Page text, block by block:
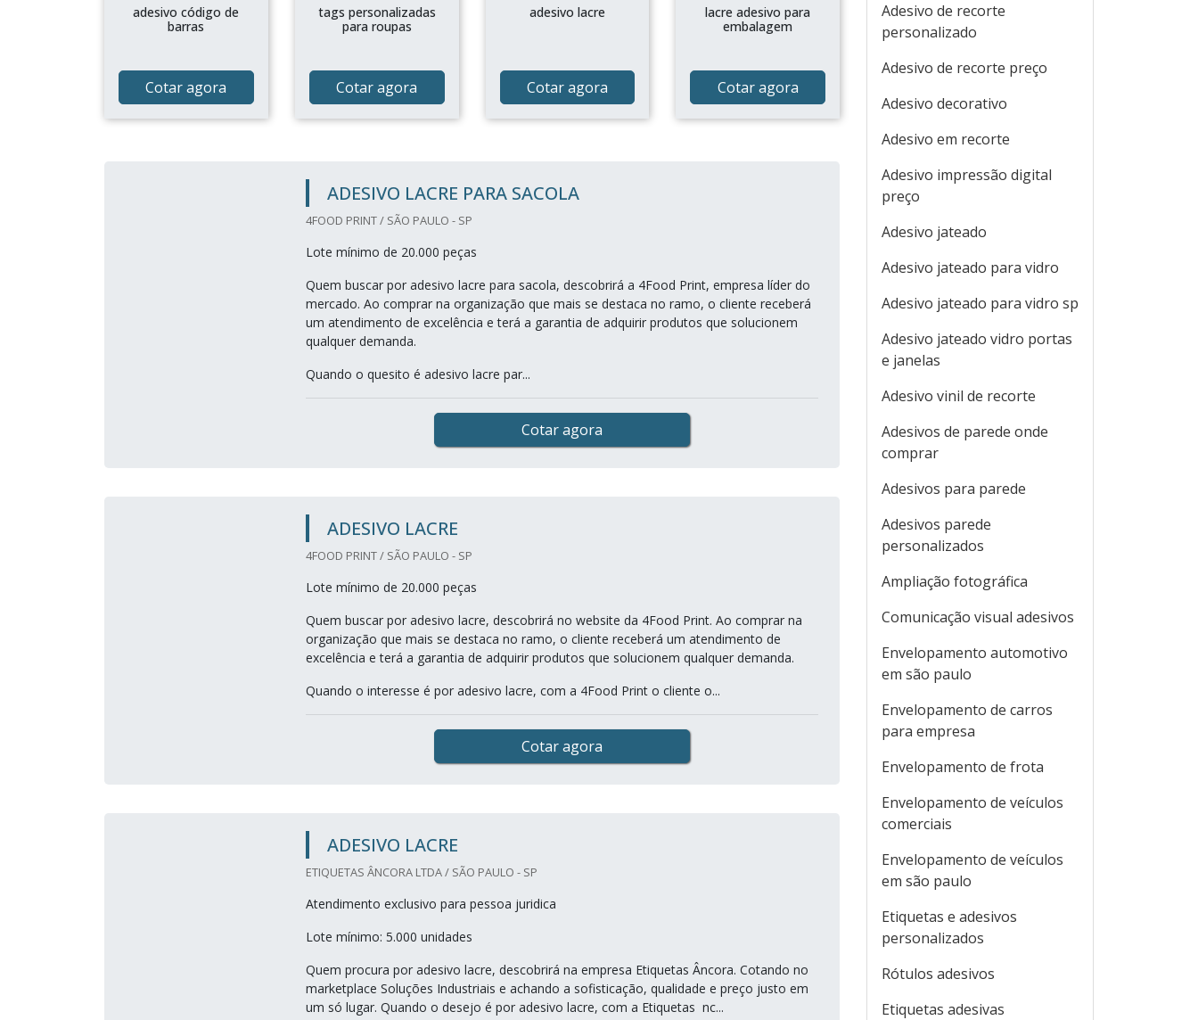
adesivo código de
barras
Cotar agora
tags personalizadas
para roupas
Cotar agora
adesivo lacre
Cotar agora
lacre adesivo para
embalagem
Cotar agora
ADESIVO LACRE PARA SACOLA
4FOOD PRINT / SÃO PAULO - SP
Lote mínimo de 20.000 peças
Quem buscar por adesivo lacre para sacola, descobrirá a 4Food Print, empresa líder do
mercado. Ao comprar na organização que mais se destaca no ramo, o cliente receberá
um atendimento de excelência e terá a garantia de adquirir produtos que solucionem
qualquer demanda.
Quando o quesito é adesivo lacre par...
Cotar agora
ADESIVO LACRE
4FOOD PRINT / SÃO PAULO - SP
Lote mínimo de 20.000 peças
Quem buscar por adesivo lacre, descobrirá no website da 4Food Print. Ao comprar na
organização que mais se destaca no ramo, o cliente receberá um atendimento de
excelência e terá a garantia de adquirir produtos que solucionem qualquer demanda.
Quando o interesse é por adesivo lacre, com a 4Food Print o cliente o...
Cotar agora
ADESIVO LACRE
ETIQUETAS ÂNCORA LTDA / SÃO PAULO - SP
Atendimento exclusivo para pessoa juridica
Lote mínimo: 5.000 unidades
Quem procura por adesivo lacre, descobrirá na empresa Etiquetas Âncora. Cotando no
marketplace Soluções Industriais e achando a sofisticação, qualidade e preço justo em
um só lugar. Quando o desejo é por adesivo lacre, com a Etiquetas nc...
Adesivo de recorte
personalizado
Adesivo de recorte preço
Adesivo decorativo
Adesivo em recorte
Adesivo impressão digital
preço
Adesivo jateado
Adesivo jateado para vidro
Adesivo jateado para vidro sp
Adesivo jateado vidro portas
e janelas
Adesivo vinil de recorte
Adesivos de parede onde
comprar
Adesivos para parede
Adesivos parede
personalizados
Ampliação fotográfica
Comunicação visual adesivos
Envelopamento automotivo
em são paulo
Envelopamento de carros
para empresa
Envelopamento de frota
Envelopamento de veículos
comerciais
Envelopamento de veículos
em são paulo
Etiquetas e adesivos
personalizados
Rótulos adesivos
Etiquetas adesivas